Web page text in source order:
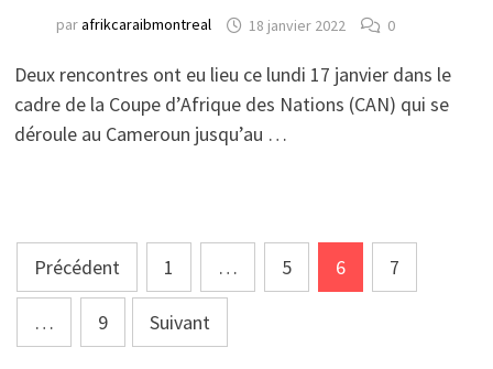
parafrikcaraibmontreal 18 janvier 2022 0
Deux rencontres ont eu lieu ce lundi 17 janvier dans le
cadre de la Coupe d’Afrique des Nations (CAN) qui se
déroule au Cameroun jusqu’au …
Pagination
des
publications
Précédent 1 … 5 6 7
… 9 Suivant